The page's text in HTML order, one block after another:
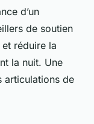
d’un
de soutien
réduire la
la nuit. Une
articulations de